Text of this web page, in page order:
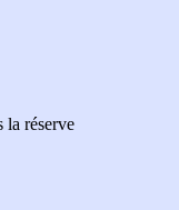
la réserve